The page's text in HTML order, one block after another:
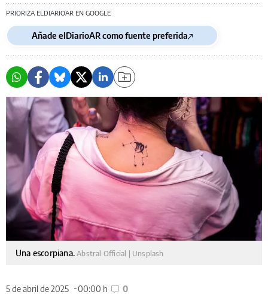
PRIORIZA ELDIARIOAR EN GOOGLE
Añade elDiarioAR como fuente preferida
Una escorpiana.Abstral Official | Unsplash
5 de abril de 2025 00:00 h 0